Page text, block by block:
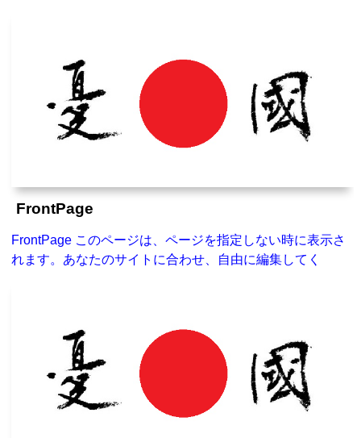
FrontPage
FrontPage このページは、ページを指定しない時に表示さ
れます。あなたのサイトに合わせ、自由に編集してく